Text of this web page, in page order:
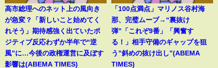
高市総理へのネット上の風向き
が急変？「新しいこと始めてく
れそう」期待感強く出ていたポ
ジティブ反応わずか半年で“逆
風”に…今後の政権運営に及ぼす
影響は(ABEMA TIMES)
「100点満点」マリノス谷村海
那、完璧ムーブ→“裏抜け
弾”「これぞ9番」「興奮す
る！」相手守備のギャップを狙
う”斜めの抜け出し”(ABEMA
TIMES)